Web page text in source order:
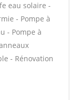
eau solaire -
- Pompe à
- Pompe à
- Rénovation